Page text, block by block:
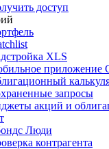
доступ
XLS
приложение
запросы
акций и
Люди
контрагента